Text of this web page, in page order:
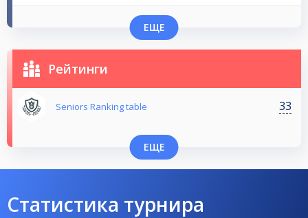
ЕЩЕ
Рейтинги
Seniors Ranking table 33
ЕЩЕ
Статистика турнира